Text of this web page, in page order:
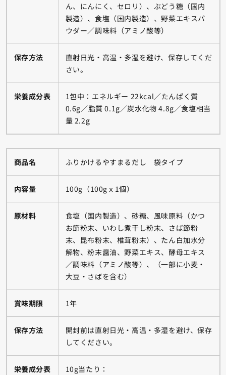
ん、にんにく、セロリ）、ぶどう糖（国内
製造）、食塩（国内製造）、野菜エキスパ
ウダー／調味料（アミノ酸等）
保存方法
直射日光・高温・多湿を避け、保存してくだ
さい。
栄養成分表
1包中：エネルギー 22kcal／たんぱく質
0.6g／脂質 0.1g／炭水化物 4.8g／食塩相当
量 2.2g
商品名 ふりかけるやすまるだし 袋タイプ
内容量 100g（100gｘ1個）
原材料
食塩（国内製造）、砂糖、風味原料（かつ
お節粉末、いわし煮干し粉末、さば節粉
末、昆布粉末、椎茸粉末）、たん白加水分
解物、粉末醤油、野菜エキス、酵母エキス
／調味料（アミノ酸等）、（一部に小麦・
大豆・さばを含む）
賞味期限 1年
保存方法
開封前は直射日光・高温・多湿を避け、保存
してください。
栄養成分表
10g当たり：